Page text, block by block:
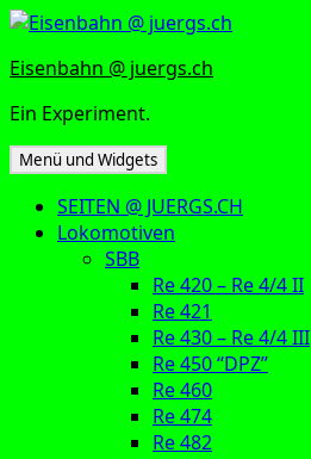
Zum
springen
Eisenbahn @ juergs.ch
Ein Experiment.
Menü und Widgets
SEITEN @ JUERGS.CH
Lokomotiven
SBB
Re 420 – Re 4/4 II
Re 421
Re 430 – Re 4/4 III
Re 450 “DPZ”
Re 460
Re 474
Re 482